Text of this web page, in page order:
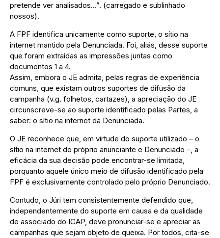
pretende ver analisados…”. (carregado e sublinhado
nossos).
A FPF identifica unicamente como suporte, o sítio na
internet mantido pela Denunciada. Foi, aliás, desse suporte
que foram extraídas as impressões juntas como
documentos 1 a 4.
Assim, embora o JE admita, pelas regras de experiência
comuns, que existam outros suportes de difusão da
campanha (v.g. folhetos, cartazes), a apreciação do JE
circunscreve-se ao suporte identificado pelas Partes, a
saber: o sítio na internet da Denunciada.
O JE reconhece que, em virtude do suporte utilizado – o
sítio na internet do próprio anunciante e Denunciado –, a
eficácia da sua decisão pode encontrar-se limitada,
porquanto aquele único meio de difusão identificado pela
FPF é exclusivamente controlado pelo próprio Denunciado.
Contudo, o Júri tem consistentemente defendido que,
independentemente do suporte em causa e da qualidade
de associado do ICAP, deve pronunciar-se e apreciar as
campanhas que sejam objeto de queixa. Por todos, cita-se